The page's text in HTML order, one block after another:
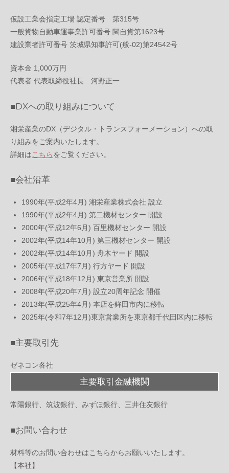
仮設工業会指定工場 認定番号 第315号
一般貨物自動車運事業許可番号 関自貨第1623号
建設業者許可番号 茨城県知事許可(般-02)第24542号
資本金 1,000万円
代表者 代表取締役社長 河野正一
■DXへの取り組みについて
湘栄産業のDX（デジタル・トランスフォーメーション）への取
り組みをご案内いたします。
詳細は こちら をご覧ください。
■会社沿革
1990年(平成2年4月) 湘栄産業株式会社 設立
1990年(平成2年4月) 第二機材センター 開設
2000年(平成12年6月) 百里機材センター 開設
2002年(平成14年10月) 第三機材センター 開設
2002年(平成14年10月) 舟木ヤード 開設
2005年(平成17年7月) 行方ヤード 開設
2006年(平成18年12月) 東京営業所 開設
2008年(平成20年7月) 設立20周年記念 開催
2013年(平成25年4月) 本店を鉾田市内に移転
2025年(令和7年12月)東京営業所を東京都千代田区内に移転
■主要取引先
ゼネコン各社
主要取引金融機関
常陽銀行、筑波銀行、みずほ銀行、三井住友銀行
■お問い合わせ
材料等のお問い合わせはこちらからお願いいたします。
【本社】